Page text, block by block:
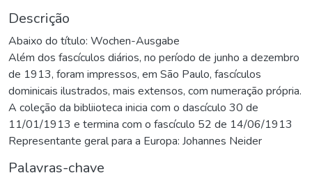
Descrição
Abaixo do título: Wochen-Ausgabe
Além dos fascículos diários, no período de junho a dezembro
de 1913, foram impressos, em São Paulo, fascículos
dominicais ilustrados, mais extensos, com numeração própria.
A coleção da bibliioteca inicia com o dascículo 30 de
11/01/1913 e termina com o fascículo 52 de 14/06/1913
Representante geral para a Europa: Johannes Neider
Palavras-chave